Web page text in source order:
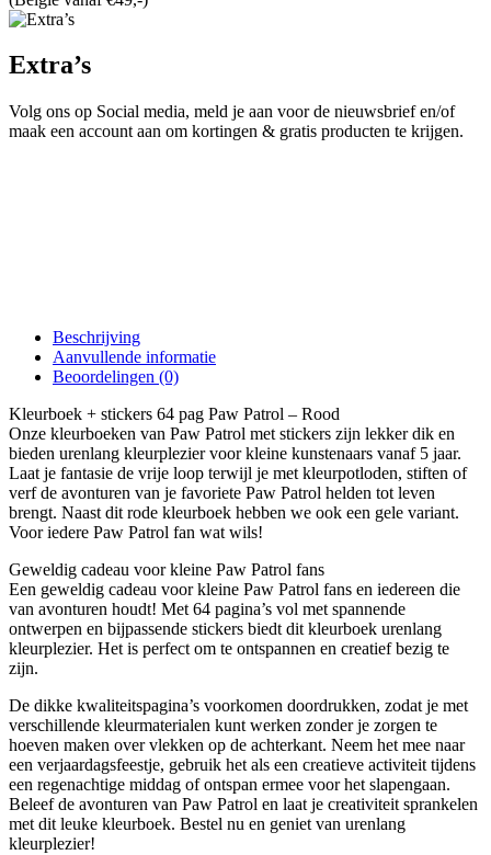
Extra’s
Volg ons op Social media, meld je aan voor de nieuwsbrief en/of
maak een account aan om kortingen & gratis producten te krijgen.
Beschrijving
Aanvullende informatie
Beoordelingen (0)
Kleurboek + stickers 64 pag Paw Patrol – Rood
Onze kleurboeken van Paw Patrol met stickers zijn lekker dik en
bieden urenlang kleurplezier voor kleine kunstenaars vanaf 5 jaar.
Laat je fantasie de vrije loop terwijl je met kleurpotloden, stiften of
verf de avonturen van je favoriete Paw Patrol helden tot leven
brengt. Naast dit rode kleurboek hebben we ook een gele variant.
Voor iedere Paw Patrol fan wat wils!
Geweldig cadeau voor kleine Paw Patrol fans
Een geweldig cadeau voor kleine Paw Patrol fans en iedereen die
van avonturen houdt! Met 64 pagina’s vol met spannende
ontwerpen en bijpassende stickers biedt dit kleurboek urenlang
kleurplezier. Het is perfect om te ontspannen en creatief bezig te
zijn.
De dikke kwaliteitspagina’s voorkomen doordrukken, zodat je met
verschillende kleurmaterialen kunt werken zonder je zorgen te
hoeven maken over vlekken op de achterkant. Neem het mee naar
een verjaardagsfeestje, gebruik het als een creatieve activiteit tijdens
een regenachtige middag of ontspan ermee voor het slapengaan.
Beleef de avonturen van Paw Patrol en laat je creativiteit sprankelen
met dit leuke kleurboek. Bestel nu en geniet van urenlang
kleurplezier!